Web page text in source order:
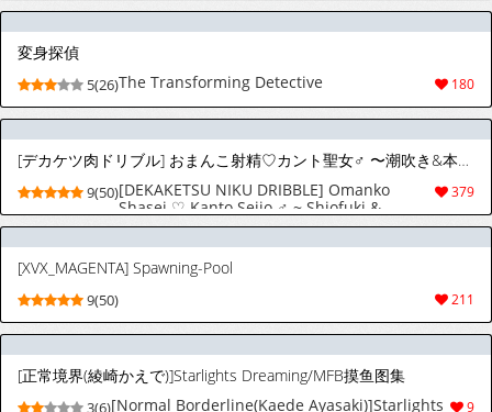
変身探偵
180
5(26)The Transforming Detective
[デカケツ肉ドリブル] おまんこ射精♡カント聖女♂ 〜潮吹き&本気汁噴きっぱなし！全穴開発カントボーイ24時〜︱小穴射精♡Cunt圣女♂ ～潮吹＆爱液狂喷不止！全穴开发Cuntboy24小时〜
379
9(50)[DEKAKETSU NIKU DRIBBLE] Omanko
Shasei ♡ Kanto Seijo ♂ ~ Shiofuki &
Honjiru Fukippanashi! Zen'ana Kaihatsu
Kanto Booi 24-ji ~︱小穴射精♡Cunt圣女♂
～潮吹＆爱液狂喷不止！全穴开发Cuntboy24
小时〜
[XVX_MAGENTA] Spawning-Pool
211
9(50)
[正常境界(綾崎かえで)]Starlights Dreaming/MFB摸鱼图集
9
3(6)[Normal Borderline(Kaede Ayasaki)]Starlights